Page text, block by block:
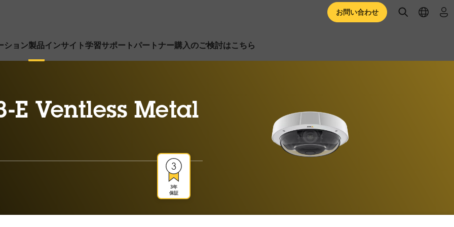
ション製品インサイト学習サポートパートナー購入のご検討はこちら
お問い合わせ openopen
E Ventless Metal
3年
保証